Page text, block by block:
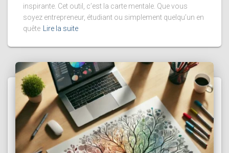
inspirante. Cet outil, c’est la carte mentale. Que vous
soyez entrepreneur, étudiant ou simplement quelqu’un en
quête Lire la suite